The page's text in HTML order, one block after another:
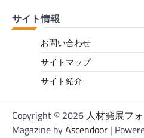
サイト情報
お問い合わせ
サイトマップ
サイト紹介
Copyright © 2026 人材発展フ
Magazine byAscendoor |